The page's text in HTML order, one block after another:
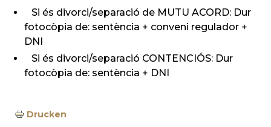
Si és divorci/separació de MUTU ACORD: Dur
fotocòpia de: sentència + conveni regulador +
DNI
Si és divorci/separació CONTENCIÓS: Dur
fotocòpia de: sentència + DNI
Drucken